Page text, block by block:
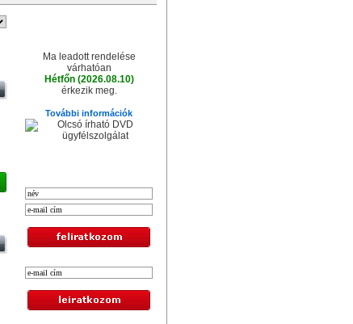
Ma leadott rendelése
várhatóan
Hétfőn (2026.08.10)
érkezik meg.
További információk